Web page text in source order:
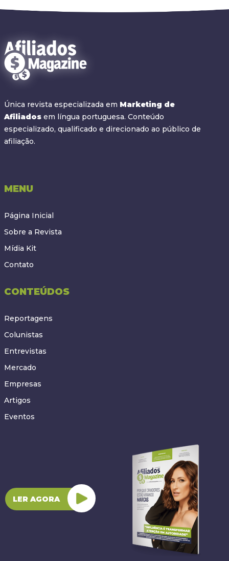
Única revista especializada em Marketing de
Afiliados em língua portuguesa. Conteúdo
especializado, qualificado e direcionado ao público de
afiliação.
MENU
Página Inicial
Sobre a Revista
Mídia Kit
Contato
CONTEÚDOS
Reportagens
Colunistas
Entrevistas
Mercado
Empresas
Artigos
Eventos
LER AGORA